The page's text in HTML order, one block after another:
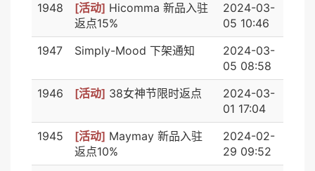
1948
[活动] Hicomma 新品入驻
返点15%
2024-03-
05 10:46
1947
Simply-Mood 下架通知
2024-03-
05 08:58
1946
[活动] 38女神节限时返点
2024-03-
01 17:04
1945
[活动] Maymay 新品入驻
返点10%
2024-02-
29 09:52